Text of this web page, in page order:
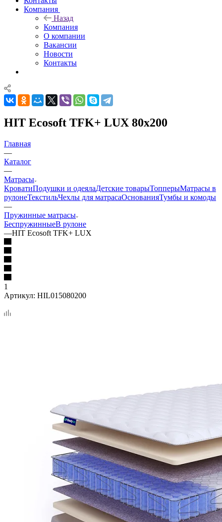
Компания
Назад
Компания
О компании
Вакансии
Новости
Контакты
HIT Ecosoft TFK+ LUX 80x200
Главная
—
Каталог
—
Матрасы
КроватиПодушки и одеялаДетские товарыТопперыМатрасы в
рулонеТекстильЧехлы для матрасаОснованияТумбы и комоды
—
Пружинные матрасы
БеспружинныеВ рулоне
—HIT Ecosoft TFK+ LUX
1
Артикул: HIL015080200